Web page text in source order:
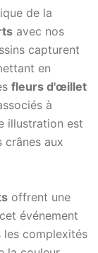
de la
avec nos
capturent
en
fleurs d'œillet
à
illustration est
crânes aux
offrent une
événement
les complexités